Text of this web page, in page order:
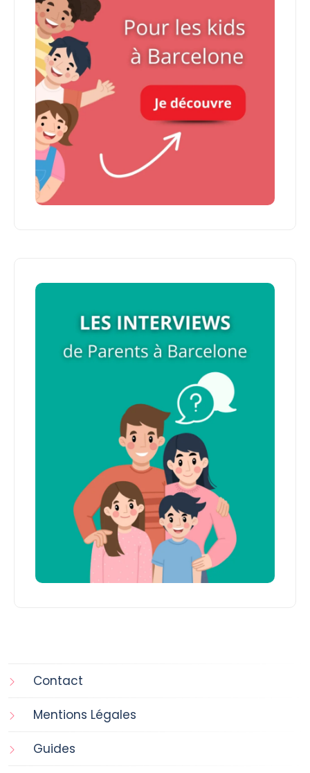
Contact
Mentions Légales
Guides